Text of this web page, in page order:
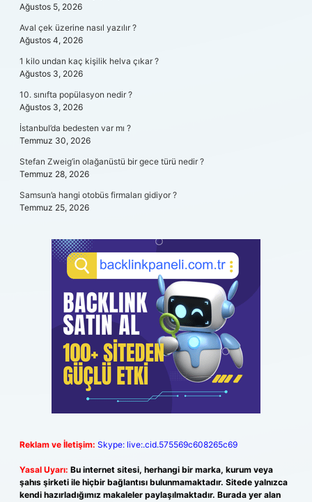
Ağustos 5, 2026
Aval çek üzerine nasıl yazılır ?
Ağustos 4, 2026
1 kilo undan kaç kişilik helva çıkar ?
Ağustos 3, 2026
10. sınıfta popülasyon nedir ?
Ağustos 3, 2026
İstanbul’da bedesten var mı ?
Temmuz 30, 2026
Stefan Zweig’in olağanüstü bir gece türü nedir ?
Temmuz 28, 2026
Samsun’a hangi otobüs firmaları gidiyor ?
Temmuz 25, 2026
Reklam ve İletişim: Skype: live:.cid.575569c608265c69
Yasal Uyarı: Bu internet sitesi, herhangi bir marka, kurum veya
şahıs şirketi ile hiçbir bağlantısı bulunmamaktadır. Sitede yalnızca
kendi hazırladığımız makaleler paylaşılmaktadır. Burada yer alan